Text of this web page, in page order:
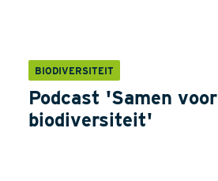
BIODIVERSITEIT
Podcast 'Samen voor
biodiversiteit'